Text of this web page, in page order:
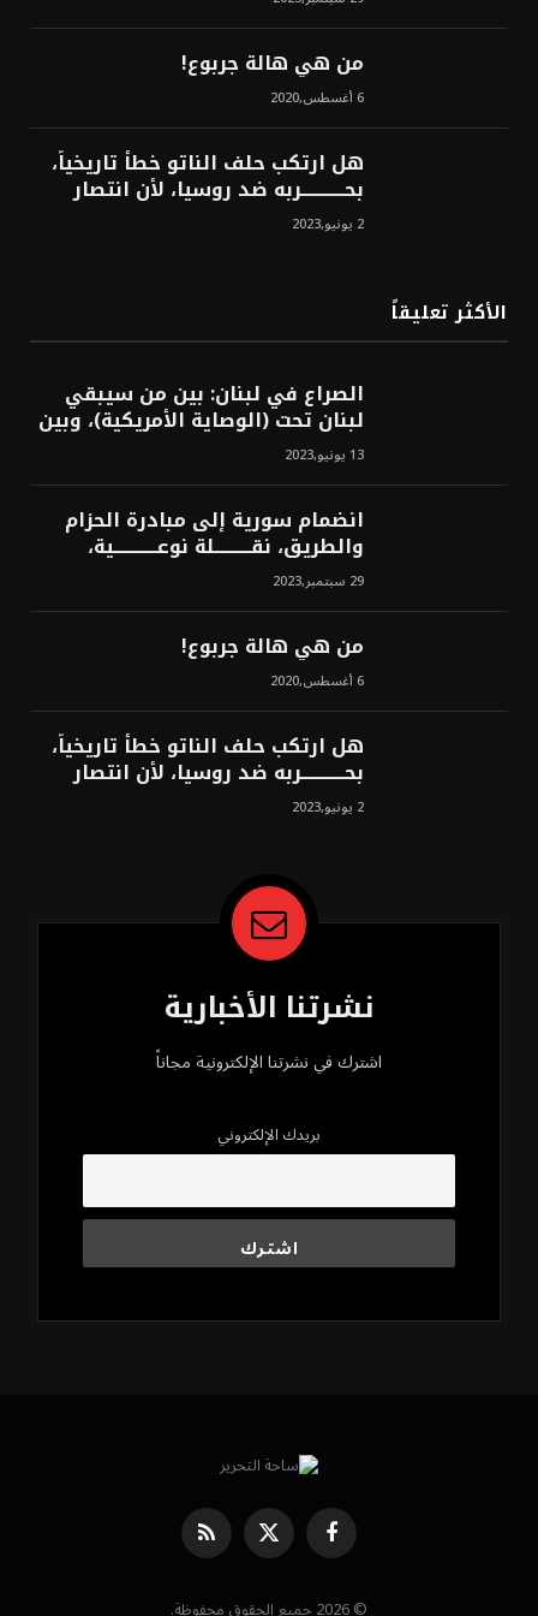
الشرق!محمد محسن
من هي هالة جربوع!
6 أغسطس,2020
هل ارتكب حلف الناتو خطأً تاريخياً،
بحــــــــــــربه ضد روسيا، لأن انتصار
روسيا الحتمي، سيفتت الناتو!محمد
محسن 2 يونيو,2023
الأكثر تعليقاً
الصراع في لبنان: بين من سيبقي
لبنان تحت (الوصاية الأمريكية)، وبين
من سيخرج لبنان من النفق الغربي!
محمد محسن13 يونيو,2023
انضمام سورية إلى مبادرة الحزام
والطريق، نقــــــــــلة نوعــــــــــــية،
استراتيجية، تاريخية، نهائية، نحو
الشرق!محمد محسن29 سبتمبر,2023
من هي هالة جربوع!
6 أغسطس,2020
هل ارتكب حلف الناتو خطأً تاريخياً،
بحــــــــــــربه ضد روسيا، لأن انتصار
روسيا الحتمي، سيفتت الناتو!محمد
محسن 2 يونيو,2023
نشرتنا الأخبارية
اشترك في نشرتنا الإلكترونية مجاناً
بريدك الإلكتروني
فيسبوك X
(Twitter)
RSS